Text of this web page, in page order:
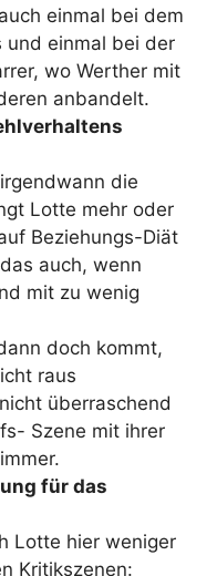
einmal bei dem
und einmal bei der
wo Werther mit
anbandelt.
die
Lotte mehr oder
Beziehungs-Diät
auch, wenn
mit zu wenig
doch kommt,
raus
überraschend
Szene mit ihrer
für das
Lotte hier weniger
Kritikszenen: